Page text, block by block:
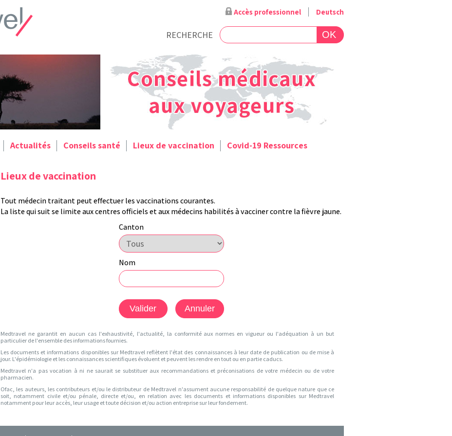
Deutsch
Accès professionnel
RECHERCHE
Actualités Conseils santé Lieux de vaccination Covid-19 Ressources
Lieux de vaccination
Tout médecin traitant peut effectuer les vaccinations courantes.
La liste qui suit se limite aux centres officiels et aux médecins habilités à vacciner contre la fièvre jaune.
Canton
Nom
Medtravel ne garantit en aucun cas l'exhaustivité, l'actualité, la conformité aux normes en vigueur ou l'adéquation à un but
particulier de l'ensemble des informations fournies.
Les documents et informations disponibles sur Medtravel reflètent l'état des connaissances à leur date de publication ou de mise à
jour. L'épidémiologie et les connaissances scientifiques évoluent et peuvent les rendre en tout ou en partie caducs.
Medtravel n'a pas vocation à ni ne saurait se substituer aux recommandations et préconisations de votre médecin ou de votre
pharmacien.
Ofac, les auteurs, les contributeurs et/ou le distributeur de Medtravel n'assument aucune responsabilité de quelque nature que ce
soit, notamment civile et/ou pénale, directe et/ou, en relation avec les documents et informations disponibles sur Medtravel
notamment pour leur accès, leur usage et toute décision et/ou action entreprise sur leur fondement.